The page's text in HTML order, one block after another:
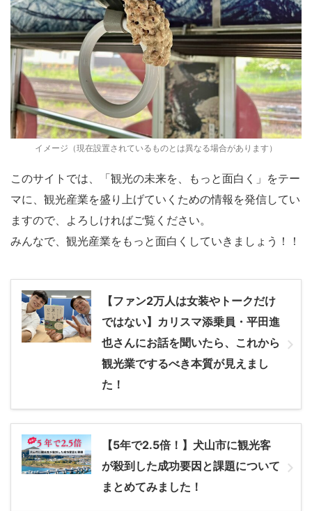
イメージ（現在設置されているものとは異なる場合があります）
このサイトでは、「観光の未来を、もっと面白く」をテー
マに、観光産業を盛り上げていくための情報を発信してい
ますので、よろしければご覧ください。
みんなで、観光産業をもっと面白くしていきましょう！！
【ファン2万人は女装やトークだけ
ではない】カリスマ添乗員・平田進
也さんにお話を聞いたら、これから
観光業でするべき本質が見えまし
た！
【5年で2.5倍！】犬山市に観光客
が殺到した成功要因と課題について
まとめてみました！